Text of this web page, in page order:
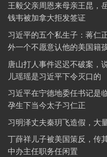
王毅父亲周恩来母亲王昆，
钱韦被加拿大拒发签证
习近平的五个私生子：蒋仁
外一个不愿意认他的美国籍
唐山打人事件迟迟不破案，
儿瑶瑶是习近平下令灭口的
习近平在宁德地委任书记是
孕生下当今太子习仁正
习明泽丈夫秦玥飞造假，大
丁薛祥儿子被美国策反，传
中办主任职务任闲置